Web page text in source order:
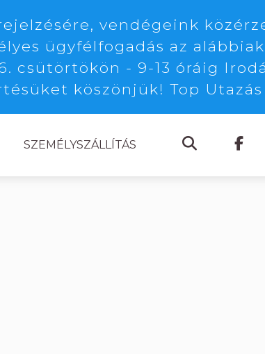
vendégeink
ügyfélfogadás az
csütörtökön - 9-13 óráig
köszönjük! Top Utazás
SZEMÉLYSZÁLLÍTÁS